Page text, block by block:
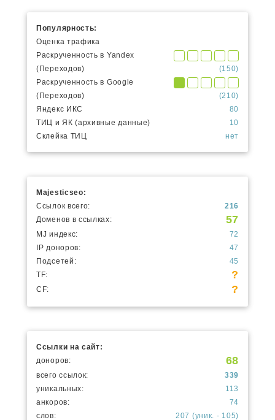
Популярность:
Оценка трафика
Раскрученность в Yandex
(Переходов)
(150)
Раскрученность в Google
(Переходов)
(210)
Яндекс ИКС
80
ТИЦ и ЯК (архивные данные)
10
Склейка ТИЦ
нет
Majesticseo:
Ссылок всего:
216
Доменов в ссылках:
57
MJ индекс:
72
IP доноров:
47
Подсетей:
45
TF:
?
CF: ?
Ссылки на сайт:
доноров:
68
всего ссылок:
339
уникальных:
113
анкоров:
74
слов:
207 (уник. - 105)